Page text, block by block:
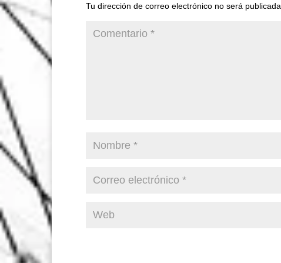
Tu dirección de correo electrónico no será publicada.